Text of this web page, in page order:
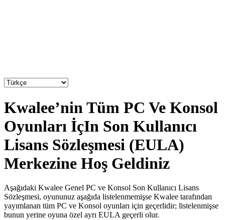
Kwalee’nin Tüm PC Ve Konsol
Oyunları İçIn Son Kullanıcı
Lisans Sözleşmesi (EULA)
Merkezine Hoş Geldiniz
Aşağıdaki Kwalee Genel PC ve Konsol Son Kullanıcı Lisans
Sözleşmesi, oyununuz aşağıda listelenmemişse Kwalee tarafından
yayımlanan tüm PC ve Konsol oyunları için geçerlidir; listelenmişse
bunun yerine oyuna özel ayrı EULA geçerli olur.